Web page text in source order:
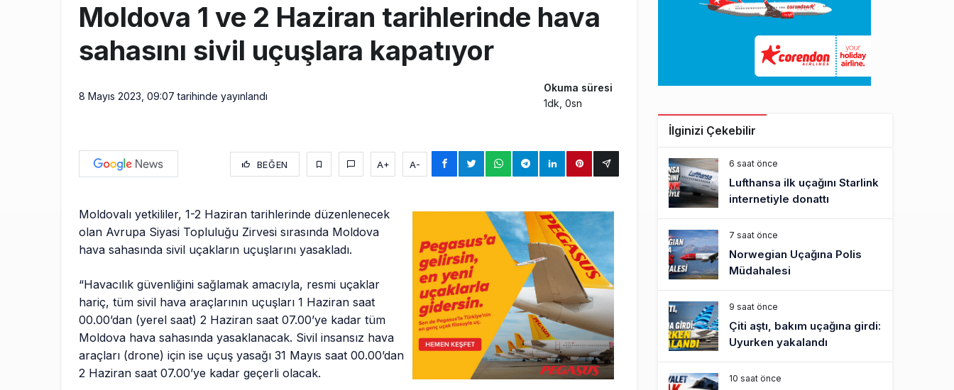
Moldova 1 ve 2 Haziran tarihlerinde hava
sahasını sivil uçuşlara kapatıyor
8 Mayıs 2023, 09:07 tarihinde yayınlandı
Okuma süresi
1dk, 0sn
BEĞEN A+ A-
Moldovalı yetkililer, 1-2 Haziran tarihlerinde düzenlenecek
olan Avrupa Siyasi Topluluğu Zirvesi sırasında Moldova
hava sahasında sivil uçakların uçuşlarını yasakladı.
“Havacılık güvenliğini sağlamak amacıyla, resmi uçaklar
hariç, tüm sivil hava araçlarının uçuşları 1 Haziran saat
00.00’dan (yerel saat) 2 Haziran saat 07.00’ye kadar tüm
Moldova hava sahasında yasaklanacak. Sivil insansız hava
araçları (drone) için ise uçuş yasağı 31 Mayıs saat 00.00’dan
2 Haziran saat 07.00’ye kadar geçerli olacak.
İlginizi Çekebilir
6 saat önce
Lufthansa ilk uçağını Starlink
internetiyle donattı
7 saat önce
Norwegian Uçağına Polis
Müdahalesi
9 saat önce
Çiti aştı, bakım uçağına girdi:
Uyurken yakalandı
10 saat önce